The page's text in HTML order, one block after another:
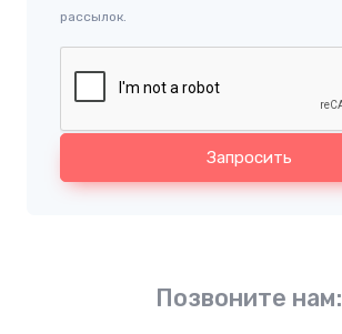
рассылок.
Запросить
Позвоните нам: